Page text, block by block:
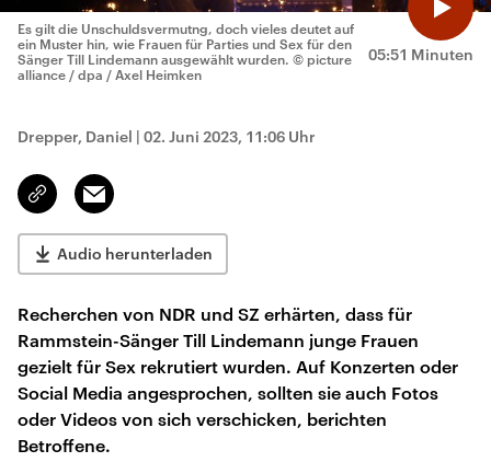
05:51 Minuten
Es gilt die Unschuldsvermutng, doch vieles deutet auf
ein Muster hin, wie Frauen für Parties und Sex für den
Sänger Till Lindemann ausgewählt wurden. © picture
alliance / dpa / Axel Heimken
Drepper, Daniel | 02. Juni 2023, 11:06 Uhr
Link
kopieren/teilen
Email
Audio herunterladen
Recherchen von NDR und SZ erhärten, dass für
Rammstein-Sänger Till Lindemann junge Frauen
gezielt für Sex rekrutiert wurden. Auf Konzerten oder
Social Media angesprochen, sollten sie auch Fotos
oder Videos von sich verschicken, berichten
Betroffene.